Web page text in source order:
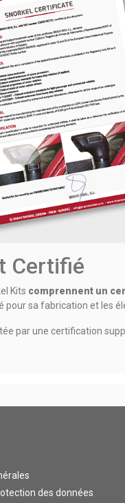
Certifié
Kits comprennent un
pour sa fabrication et les
par une certification
des données